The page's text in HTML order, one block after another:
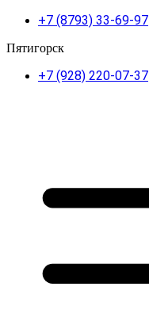
+7 (8793) 33-69-97
Пятигорск
+7 (928) 220-07-37